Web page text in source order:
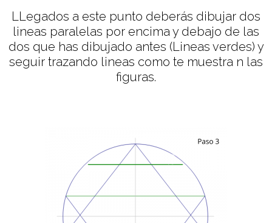
LLegados a este punto deberás dibujar dos
lineas paralelas por encima y debajo de las
dos que has dibujado antes (Lineas verdes) y
seguir trazando lineas como te muestra n las
figuras.